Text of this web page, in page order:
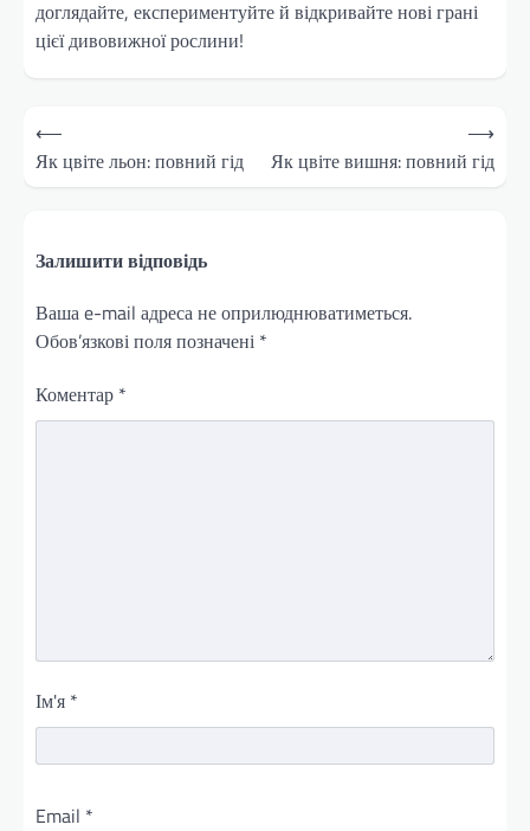
доглядайте, експериментуйте й відкривайте нові грані
цієї дивовижної рослини!
Навігація
записів
⟵
Як цвіте льон: повний гід
Як цвіте вишня: повний гід
⟶
Залишити відповідь
Ваша e-mail адреса не оприлюднюватиметься.
Обов’язкові поля позначені *
Коментар *
Ім'я *
Email *